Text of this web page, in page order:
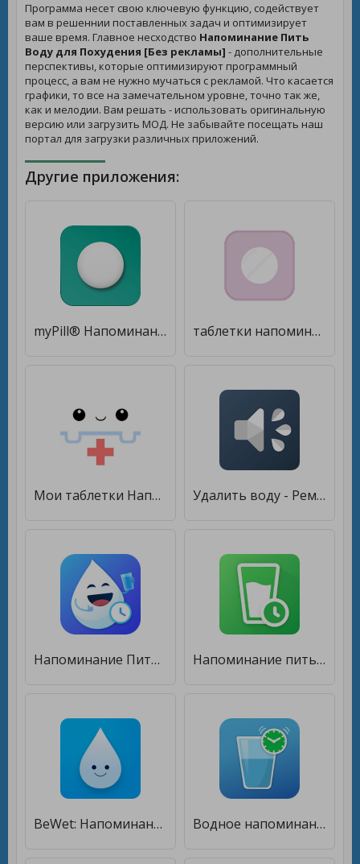
Программа несет свою ключевую функцию, содействует
вам в решеннии поставленных задач и оптимизирует
ваше время. Главное несходство Напоминание Пить
Воду для Похудения [Без рекламы] - дополнительные
перспективы, которые оптимизируют программный
процесс, а вам не нужно мучаться с рекламой. Что касается
графики, то все на замечательном уровне, точно так же,
как и мелодии. Вам решать - использовать оригинальную
версию или загрузить МОД. Не забывайте посещать наш
портал для загрузки различных приложений.
Другие приложения:
myPill® Напоминание [Полная версия] таблетки напоминание [Premium]
Мои таблетки Напоминание и трекер о лекарствах [Unlocked] Удалить воду - Ремонт динамика [Unlocked]
Напоминание Пить Воду: H2O Водный Баланс для Диеты [Premium] Напоминание пить воду [Полная версия]
BeWet: Напоминание пить воду [Без рекламы] Водное напоминание - Напомни пить воду [Unlocked]